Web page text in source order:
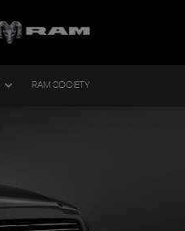
RAM SOCIETY